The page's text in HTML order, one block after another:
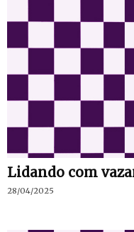
Lidando com
28/04/2025